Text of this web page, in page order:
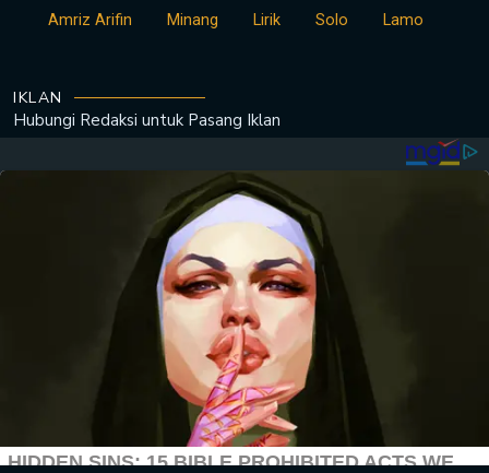
Amriz Arifin Minang Lirik Solo Lamo
IKLAN
Hubungi Redaksi untuk Pasang Iklan